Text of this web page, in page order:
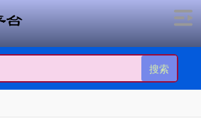
搜索